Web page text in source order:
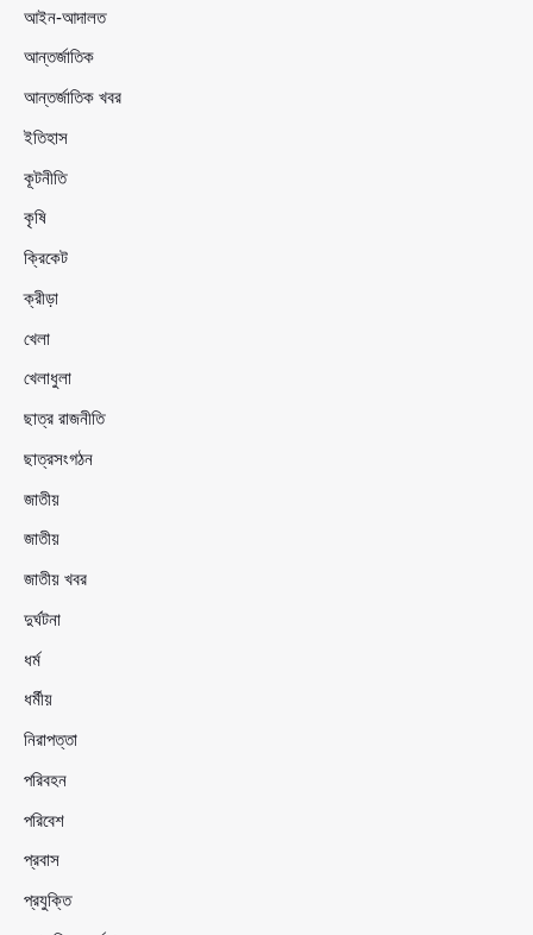
আইন-আদালত
আন্তর্জাতিক
আন্তর্জাতিক খবর
ইতিহাস
কূটনীতি
কৃষি
ক্রিকেট
ক্রীড়া
খেলা
খেলাধুলা
ছাত্র রাজনীতি
ছাত্রসংগঠন
জাতীয়
জাতীয়
জাতীয় খবর
দুর্ঘটনা
ধর্ম
ধর্মীয়
নিরাপত্তা
পরিবহন
পরিবেশ
প্রবাস
প্রযুক্তি